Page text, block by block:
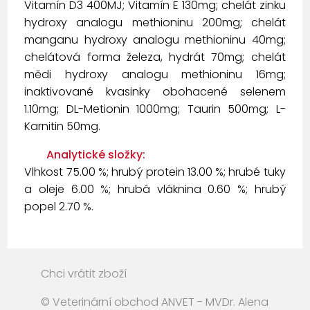
Vitamín D3 400MJ; Vitamín E 130mg; chelát zinku
hydroxy analogu methioninu 200mg; chelát
manganu hydroxy analogu methioninu 40mg;
chelátová forma železa, hydrát 70mg; chelát
mědi hydroxy analogu methioninu 16mg;
inaktivované kvasinky obohacené selenem
1.10mg; DL-Metionin 1000mg; Taurin 500mg; L-
Karnitin 50mg.
Analytické složky:
Vlhkost 75.00 %; hrubý protein 13.00 %; hrubé tuky
a oleje 6.00 %; hrubá vláknina 0.60 %; hrubý
popel 2.70 %.
Chci vrátit zboží
© Veterinární obchod ANVET - MVDr. Alena